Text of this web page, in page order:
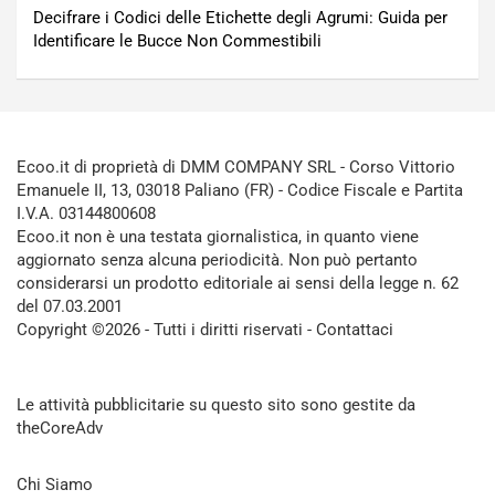
Decifrare i Codici delle Etichette degli Agrumi: Guida per
Identificare le Bucce Non Commestibili
Ecoo.it di proprietà di DMM COMPANY SRL - Corso Vittorio
Emanuele II, 13, 03018 Paliano (FR) - Codice Fiscale e Partita
I.V.A. 03144800608
Ecoo.it non è una testata giornalistica, in quanto viene
aggiornato senza alcuna periodicità. Non può pertanto
considerarsi un prodotto editoriale ai sensi della legge n. 62
del 07.03.2001
Copyright ©2026 - Tutti i diritti riservati - Contattaci
Le attività pubblicitarie su questo sito sono gestite da
theCoreAdv
Chi Siamo